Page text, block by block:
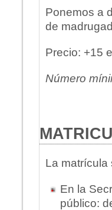
Ponemos a
de
Precio: +15
Número
La matrícula
En la
público: